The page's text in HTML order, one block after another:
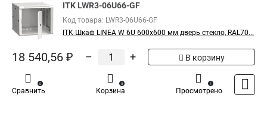
ITK LWR3-06U66-GF
Код товара: LWR3-06U66-GF
ITK Шкаф LINEA W 6U 600x600 мм дверь стекло, RAL70...
18 540,56 ₽ – + В корзину
Сравнить
0
Корзина
0
Просмотрено
1